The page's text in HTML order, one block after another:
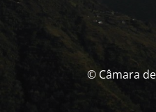
© Câmara